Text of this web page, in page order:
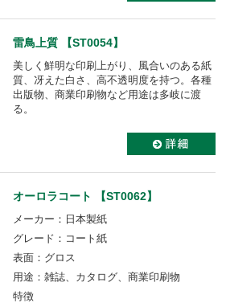
雷鳥上質 【ST0054】
美しく鮮明な印刷上がり、風合いのある紙
質、冴えた白さ、高不透明度を持つ。各種
出版物、商業印刷物など用途は多岐に渡
る。
オーロラコート 【ST0062】
メーカー：日本製紙
グレード：コート紙
表面：グロス
用途：雑誌、カタログ、商業印刷物
特徴